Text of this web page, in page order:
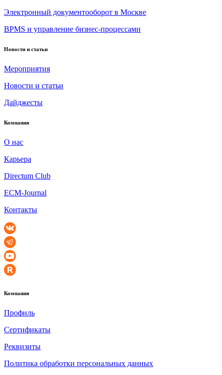
Электронный документооборот в Москве
BPMS и управление бизнес-процессами
Новости и статьи
Мероприятия
Новости и статьи
Дайджесты
Компания
О нас
Карьера
Directum Club
ECM-Journal
Контакты
Компания
Профиль
Сертификаты
Реквизиты
Политика обработки персональных данных